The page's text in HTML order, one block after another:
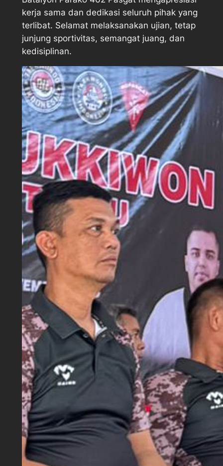
kerja sama dan dedikasi seluruh pihak yang
terlibat. Selamat melaksanakan ujian, tetap
junjung sportivitas, semangat juang, dan
kedisiplinan.